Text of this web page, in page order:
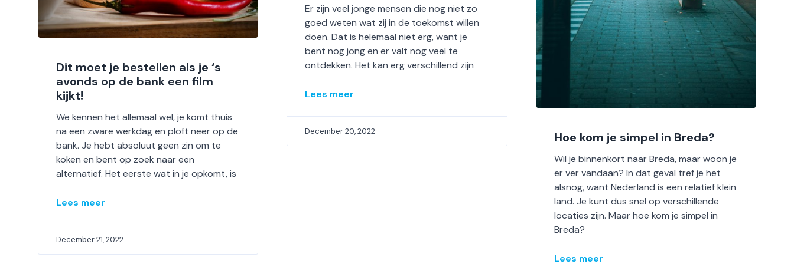
Dit moet je bestellen als je ‘s
avonds op de bank een film
kijkt!
We kennen het allemaal wel, je komt thuis
na een zware werkdag en ploft neer op de
bank. Je hebt absoluut geen zin om te
koken en bent op zoek naar een
alternatief. Het eerste wat in je opkomt, is
Lees meer
December 21, 2022
Er zijn veel jonge mensen die nog niet zo
goed weten wat zij in de toekomst willen
doen. Dat is helemaal niet erg, want je
bent nog jong en er valt nog veel te
ontdekken. Het kan erg verschillend zijn
Lees meer
December 20, 2022 Hoe kom je simpel in Breda?
Wil je binnenkort naar Breda, maar woon je
er ver vandaan? In dat geval tref je het
alsnog, want Nederland is een relatief klein
land. Je kunt dus snel op verschillende
locaties zijn. Maar hoe kom je simpel in
Breda?
Lees meer